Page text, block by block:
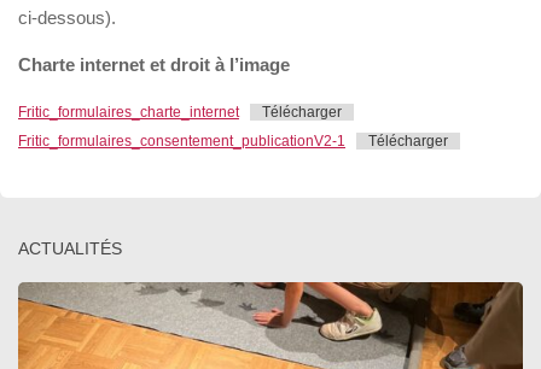
ci-dessous).
Charte internet et droit à l’image
Fritic_formulaires_charte_internet
Télécharger
Fritic_formulaires_consentement_publicationV2-1
Télécharger
ACTUALITÉS